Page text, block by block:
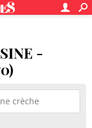
-